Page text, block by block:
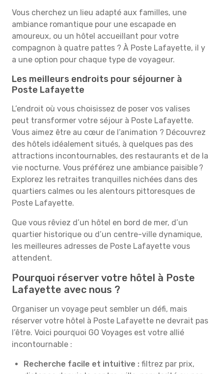
Vous cherchez un lieu adapté aux familles, une
ambiance romantique pour une escapade en
amoureux, ou un hôtel accueillant pour votre
compagnon à quatre pattes ? À Poste Lafayette, il y
a une option pour chaque type de voyageur.
Les meilleurs endroits pour séjourner à
Poste Lafayette
L’endroit où vous choisissez de poser vos valises
peut transformer votre séjour à Poste Lafayette.
Vous aimez être au cœur de l’animation ? Découvrez
des hôtels idéalement situés, à quelques pas des
attractions incontournables, des restaurants et de la
vie nocturne. Vous préférez une ambiance paisible ?
Explorez les retraites tranquilles nichées dans des
quartiers calmes ou les alentours pittoresques de
Poste Lafayette.
Que vous rêviez d’un hôtel en bord de mer, d’un
quartier historique ou d’un centre-ville dynamique,
les meilleures adresses de Poste Lafayette vous
attendent.
Pourquoi réserver votre hôtel à Poste
Lafayette avec nous ?
Organiser un voyage peut sembler un défi, mais
réserver votre hôtel à Poste Lafayette ne devrait pas
l’être. Voici pourquoi GO Voyages est votre allié
incontournable :
Recherche facile et intuitive : filtrez par prix,